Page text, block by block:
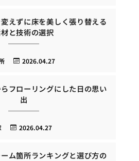
えずに床を美しく張り替える
と技術の選択
2026.04.27
フローリングにした日の思い
出
2026.04.27
ム箇所ランキングと選び方の